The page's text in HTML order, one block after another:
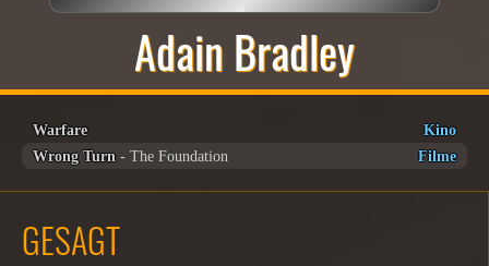
Adain Bradley
Warfare
Kino
Wrong Turn - The Foundation Filme
GESAGT